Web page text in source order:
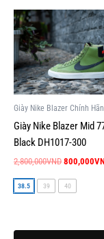
Giày Nike Blazer Chính
Giày Nike Blazer Mid
Black DH1017-300
2,800,000VND
Giá
gốc
là:
800,000
Sản
phẩm
này
có
nhiều
thể.
Các
tùy
chọn
có
thể
chọn
38.5 39 40